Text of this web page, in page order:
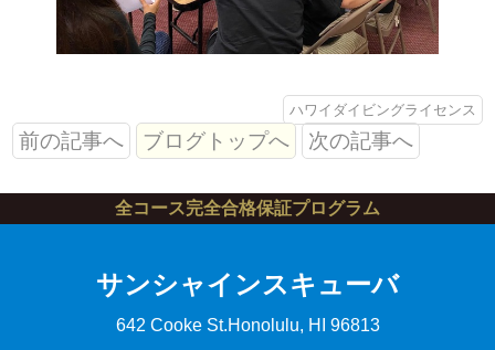
ハワイダイビングライセンス
前の記事へ ブログトップへ 次の記事へ
全コース完全合格保証プログラム
サンシャインスキューバ
642 Cooke St.Honolulu, HI 96813